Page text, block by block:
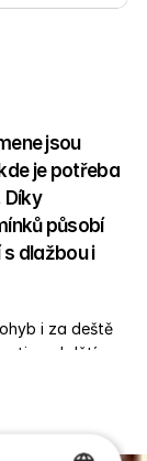
jsou
je potřeba
Díky
působí
s dlažbou i
i za deště
– od dětí po